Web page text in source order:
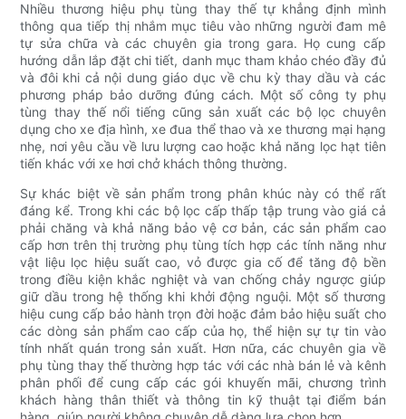
Nhiều thương hiệu phụ tùng thay thế tự khẳng định mình
thông qua tiếp thị nhắm mục tiêu vào những người đam mê
tự sửa chữa và các chuyên gia trong gara. Họ cung cấp
hướng dẫn lắp đặt chi tiết, danh mục tham khảo chéo đầy đủ
và đôi khi cả nội dung giáo dục về chu kỳ thay dầu và các
phương pháp bảo dưỡng đúng cách. Một số công ty phụ
tùng thay thế nổi tiếng cũng sản xuất các bộ lọc chuyên
dụng cho xe địa hình, xe đua thể thao và xe thương mại hạng
nhẹ, nơi yêu cầu về lưu lượng cao hoặc khả năng lọc hạt tiên
tiến khác với xe hơi chở khách thông thường.
Sự khác biệt về sản phẩm trong phân khúc này có thể rất
đáng kể. Trong khi các bộ lọc cấp thấp tập trung vào giá cả
phải chăng và khả năng bảo vệ cơ bản, các sản phẩm cao
cấp hơn trên thị trường phụ tùng tích hợp các tính năng như
vật liệu lọc hiệu suất cao, vỏ được gia cố để tăng độ bền
trong điều kiện khắc nghiệt và van chống chảy ngược giúp
giữ dầu trong hệ thống khi khởi động nguội. Một số thương
hiệu cung cấp bảo hành trọn đời hoặc đảm bảo hiệu suất cho
các dòng sản phẩm cao cấp của họ, thể hiện sự tự tin vào
tính nhất quán trong sản xuất. Hơn nữa, các chuyên gia về
phụ tùng thay thế thường hợp tác với các nhà bán lẻ và kênh
phân phối để cung cấp các gói khuyến mãi, chương trình
khách hàng thân thiết và thông tin kỹ thuật tại điểm bán